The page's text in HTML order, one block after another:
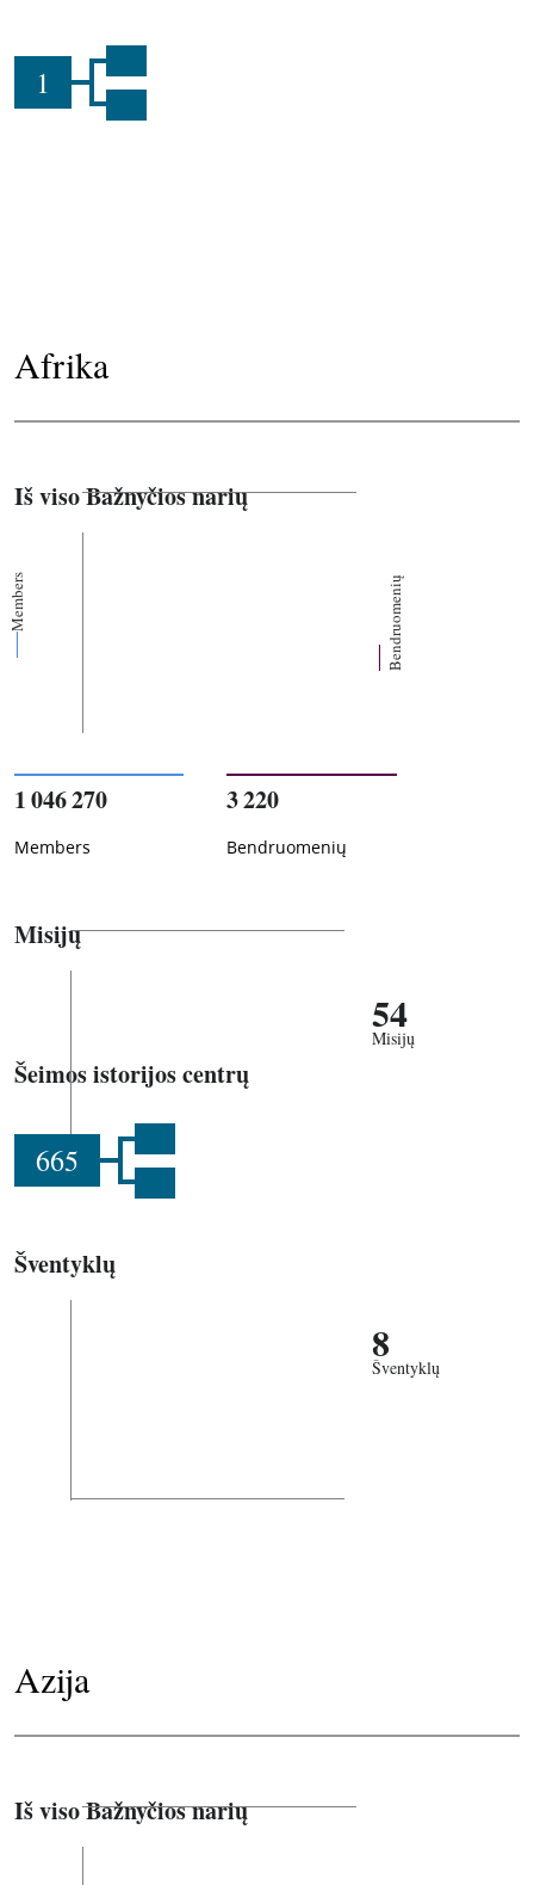
1
Afrika
Iš viso Bažnyčios narių
Members Bendruomenių
1 046 270
Members
3 220
Bendruomenių
Misijų
54
Misijų
Šeimos istorijos centrų
665
Šventyklų
8
Šventyklų
Azija
Iš viso Bažnyčios narių